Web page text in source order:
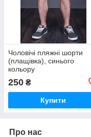
Чоловічі пляжні шорти
(плащівка), синього
кольору
250 ₴
Купити
Про нас